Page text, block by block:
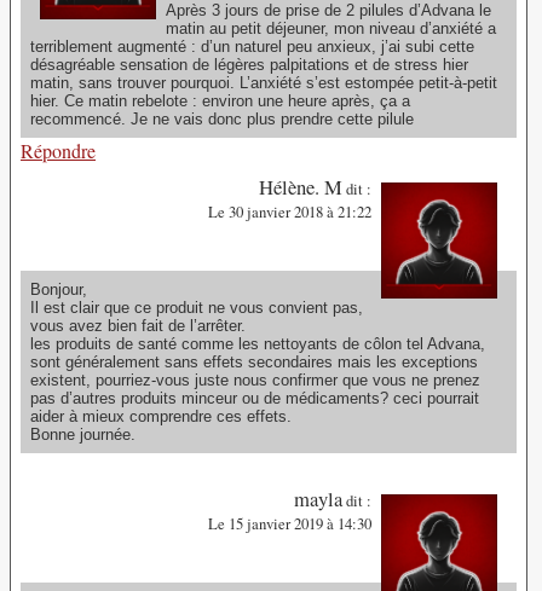
Après 3 jours de prise de 2 pilules d’Advana le
matin au petit déjeuner, mon niveau d’anxiété a
terriblement augmenté : d’un naturel peu anxieux, j’ai subi cette
désagréable sensation de légères palpitations et de stress hier
matin, sans trouver pourquoi. L’anxiété s’est estompée petit-à-petit
hier. Ce matin rebelote : environ une heure après, ça a
recommencé. Je ne vais donc plus prendre cette pilule
Répondre
Hélène. Mdit :
Le 30 janvier 2018 à 21:22
Bonjour,
Il est clair que ce produit ne vous convient pas,
vous avez bien fait de l’arrêter.
les produits de santé comme les nettoyants de côlon tel Advana,
sont généralement sans effets secondaires mais les exceptions
existent, pourriez-vous juste nous confirmer que vous ne prenez
pas d’autres produits minceur ou de médicaments? ceci pourrait
aider à mieux comprendre ces effets.
Bonne journée.
mayladit :
Le 15 janvier 2019 à 14:30